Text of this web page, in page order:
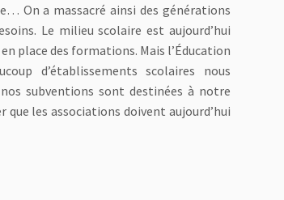
On a massacré ainsi des générations
Le milieu scolaire est aujourd’hui
place des formations. Mais l’Éducation
d’établissements scolaires nous
subventions sont destinées à notre
les associations doivent aujourd’hui